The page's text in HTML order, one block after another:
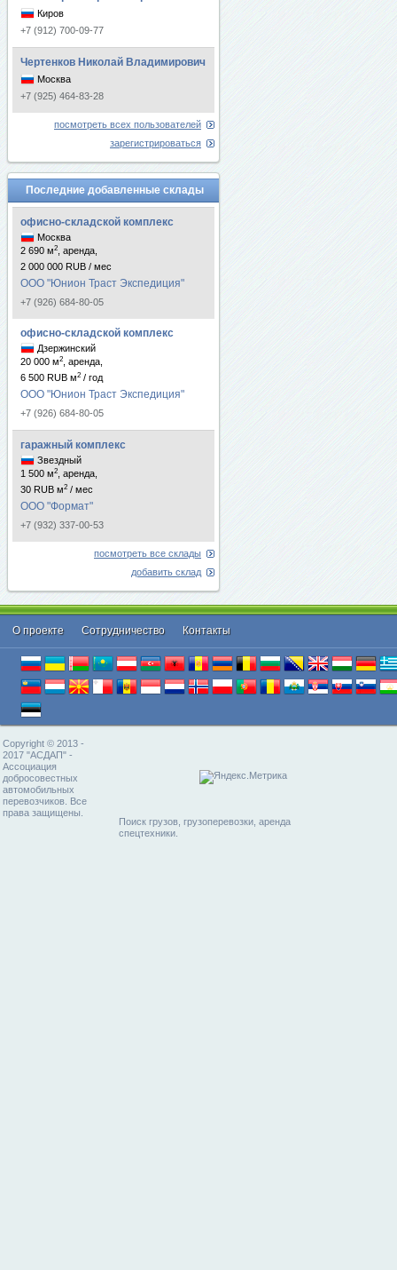
Киров
+7 (912) 700-09-77
Чертенков Николай Владимирович
Москва
+7 (925) 464-83-28
посмотреть всех пользователей
зарегистрироваться
Последние добавленные склады
офисно-складской комплекс
Москва
2 690 м2
, аренда,
2 000 000 RUB / мес
ООО "Юнион Траст Экспедиция"
+7 (926) 684-80-05
офисно-складской комплекс
Дзержинский
20 000 м2
, аренда,
6 500 RUB м2 / год
ООО "Юнион Траст Экспедиция"
+7 (926) 684-80-05
гаражный комплекс
Звездный
1 500 м2
, аренда,
30 RUB м2 / мес
ООО "Формат"
+7 (932) 337-00-53
посмотреть все склады
добавить склад
О проекте Cотрудничество Контакты
Copyright © 2013 -
2017 "АСДАП" -
Ассоциация
добросовестных
автомобильных
перевозчиков. Все
права защищены.
Поиск грузов, грузоперевозки, аренда
спецтехники.